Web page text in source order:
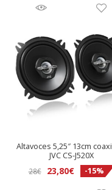
Altavoces 5,25″ 13cm
JVC CS-J520X
28€
El
23,80€El
-15%